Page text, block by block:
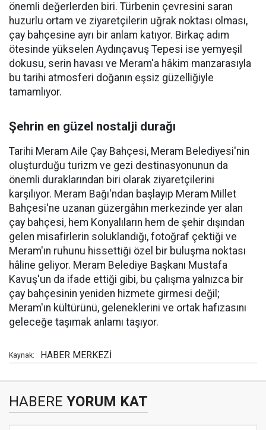
önemli değerlerden biri. Türbenin çevresini saran
huzurlu ortam ve ziyaretçilerin uğrak noktası olması,
çay bahçesine ayrı bir anlam katıyor. Birkaç adım
ötesinde yükselen Aydınçavuş Tepesi ise yemyeşil
dokusu, serin havası ve Meram'a hâkim manzarasıyla
bu tarihi atmosferi doğanın eşsiz güzelliğiyle
tamamlıyor.
Şehrin en güzel nostalji durağı
Tarihi Meram Aile Çay Bahçesi, Meram Belediyesi'nin
oluşturduğu turizm ve gezi destinasyonunun da
önemli duraklarından biri olarak ziyaretçilerini
karşılıyor. Meram Bağı'ndan başlayıp Meram Millet
Bahçesi'ne uzanan güzergâhın merkezinde yer alan
çay bahçesi, hem Konyalıların hem de şehir dışından
gelen misafirlerin soluklandığı, fotoğraf çektiği ve
Meram'ın ruhunu hissettiği özel bir buluşma noktası
hâline geliyor. Meram Belediye Başkanı Mustafa
Kavuş'un da ifade ettiği gibi, bu çalışma yalnızca bir
çay bahçesinin yeniden hizmete girmesi değil;
Meram'ın kültürünü, geleneklerini ve ortak hafızasını
geleceğe taşımak anlamı taşıyor.
Kaynak: HABER MERKEZİ
HABERE YORUM KAT